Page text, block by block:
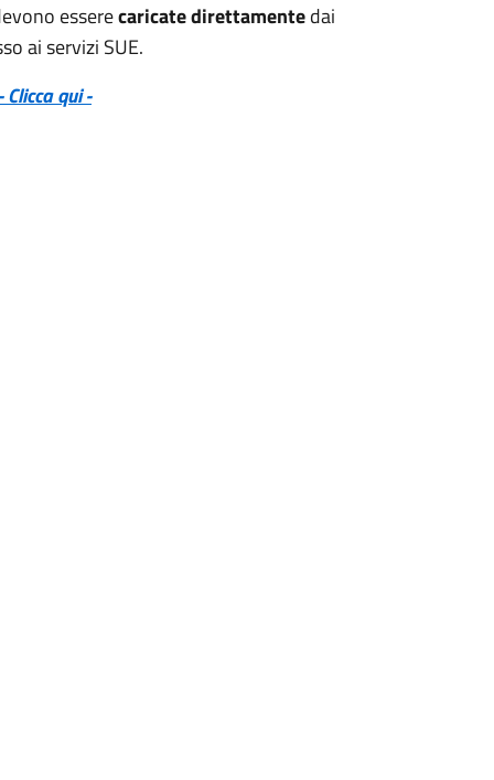
esserecaricate direttamentedai
ai servizi SUE.
Clicca qui -